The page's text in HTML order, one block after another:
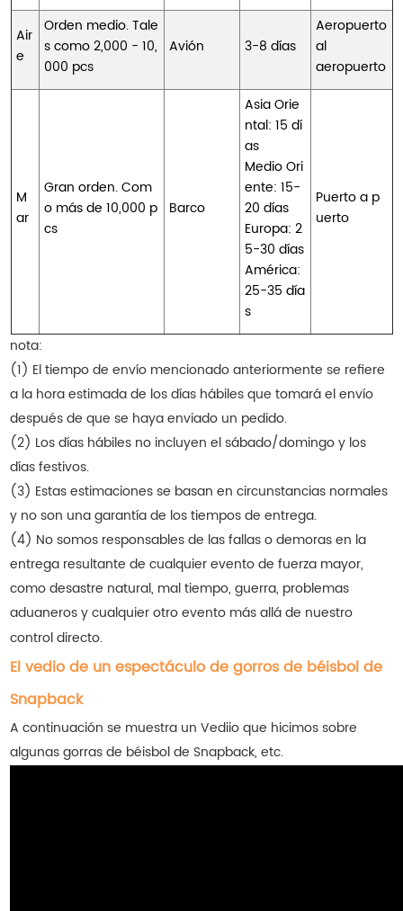
Air
e
Orden medio. Tale
s como 2,000 - 10,
000 pcs
Avión 3-8 días
Aeropuerto
al
aeropuerto
M
ar
Gran orden. Com
o más de 10,000 p
cs
Barco
Asia Orie
ntal: 15 dí
as
Medio Ori
ente: 15-
20 días
Europa: 2
5-30 días
América:
25-35 día
s
Puerto a p
uerto
nota:
(1) El tiempo de envío mencionado anteriormente se refiere
a la hora estimada de los días hábiles que tomará el envío
después de que se haya enviado un pedido.
(2) Los días hábiles no incluyen el sábado/domingo y los
días festivos.
(3) Estas estimaciones se basan en circunstancias normales
y no son una garantía de los tiempos de entrega.
(4) No somos responsables de las fallas o demoras en la
entrega resultante de cualquier evento de fuerza mayor,
como desastre natural, mal tiempo, guerra, problemas
aduaneros y cualquier otro evento más allá de nuestro
control directo.
El vedio de un espectáculo de gorros de béisbol de
Snapback
A continuación se muestra un Vediio que hicimos sobre
algunas gorras de béisbol de Snapback, etc.